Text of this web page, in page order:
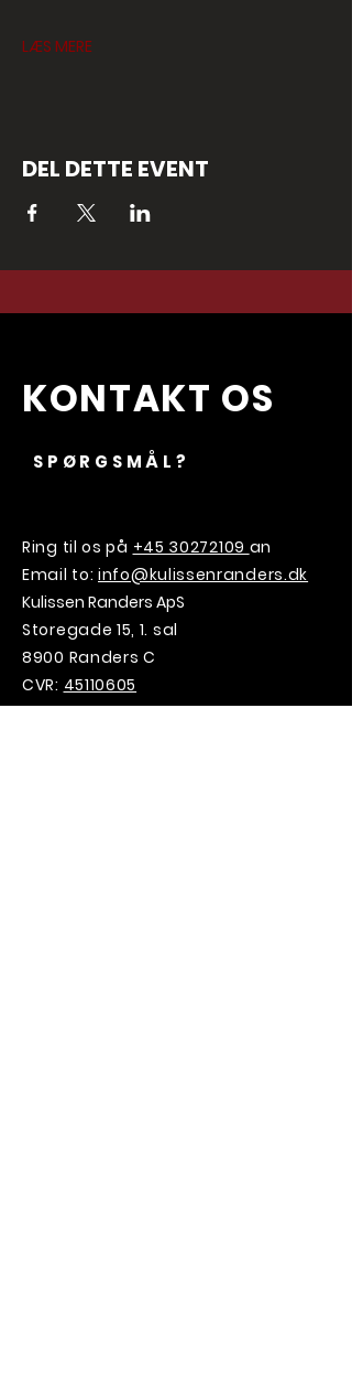
LÆS MERE
DEL DETTE EVENT
KONTAKT OS
SPØRGSMÅL?
Ring til os på +45 30272109 an
Email to: info@kulissenranders.dk
Kulissen Randers ApS
Storegade 15, 1. sal
8900 Randers C
CVR: 45110605